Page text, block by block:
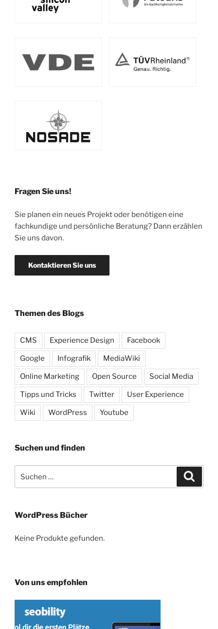
Fragen Sie uns!
Sie planen ein neues Projekt oder benötigen eine
fachkundige und persönliche Beratung? Dann erzählen
Sie uns davon.
Kontaktieren Sie uns
Themen des Blogs
CMS Experience Design Facebook
Google Infografik MediaWiki
Online Marketing Open Source Social Media
Tipps und Tricks Twitter User Experience
Wiki WordPress Youtube
Suchen und finden
nach:
WordPress Bücher
Keine Produkte gefunden.
Von uns empfohlen